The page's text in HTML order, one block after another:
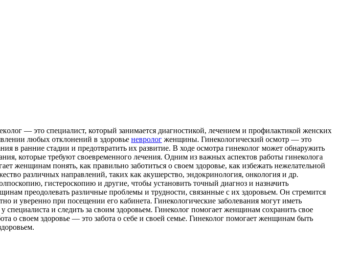
— этo специалист, который занимается диагностикой, лечением и профилактикой женских
любых отклонений в здоровье невролог женщины. Гинекологический осмотр — это
в ранние стадии и предотвратить их развитие. В ходе осмотра гинеколог может обнаружить
которые требуют своевременного лечения. Одним из важных аспектов работы гинеколога
женщинам понять, как правильно заботиться о своем здоровье, как избежать нежелательной
различных направлений, таких как акушерство, эндокринология, онкология и др.
гистероскопию и другие, чтобы установить точный диагноз и назначить
преодолевать различные проблемы и трудности, связанные с их здоровьем. Он стремится
и уверенно при посещении его кабинета. Гинекологические заболевания могут иметь
и следить за своим здоровьем. Гинеколог помогает женщинам сохранить свое
о своем здоровье — это забота о себе и своей семье. Гинеколог помогает женщинам быть